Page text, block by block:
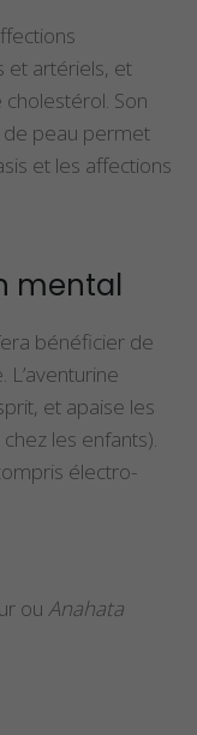
et artériels, et
Son
peau permet
et les affections
mental
bénéficier de
et apaise les
les enfants).
électro-
ou Anahata